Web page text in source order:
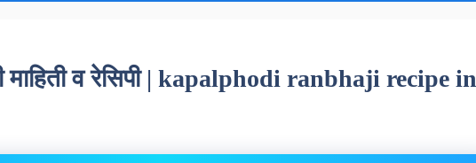
माहिती व रेसिपी | kapalphodi ranbhaji recipe in